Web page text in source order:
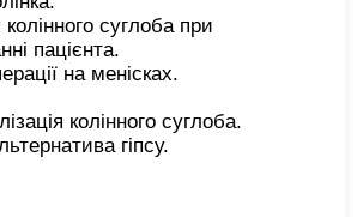
колінного суглоба при
пацієнта.
на менісках.
колінного суглоба.
гіпсу.